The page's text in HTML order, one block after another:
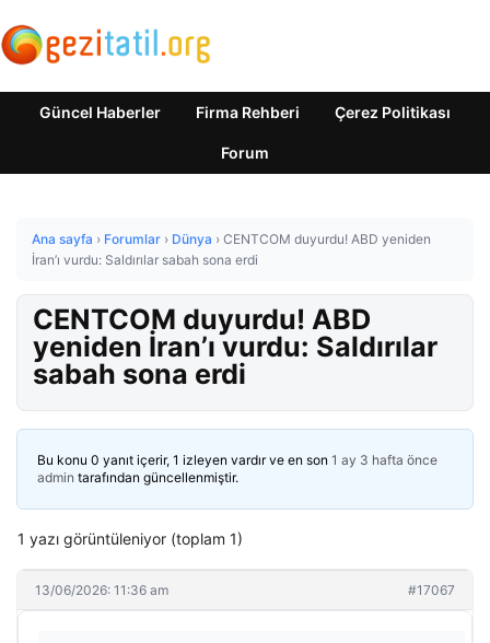
Güncel Haberler Firma Rehberi Çerez Politikası
Forum
Ana sayfa › Forumlar › Dünya › CENTCOM duyurdu! ABD yeniden
İran’ı vurdu: Saldırılar sabah sona erdi
CENTCOM duyurdu! ABD
yeniden İran’ı vurdu: Saldırılar
sabah sona erdi
Bu konu 0 yanıt içerir, 1 izleyen vardır ve en son 1 ay 3 hafta önce
admin tarafından güncellenmiştir.
1 yazı görüntüleniyor (toplam 1)
13/06/2026: 11:36 am #17067